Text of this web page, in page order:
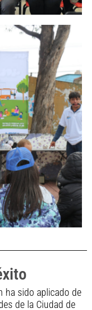
de
de territorio
mil habitantes
la zona
la alcaldía
ha sido aplicado de
de la Ciudad de